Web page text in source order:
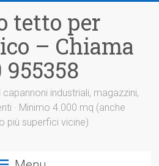
tetto per
– Chiama
955358
industriali, magazzini,
· Minimo 4.000 mq (anche
più superfici vicine)